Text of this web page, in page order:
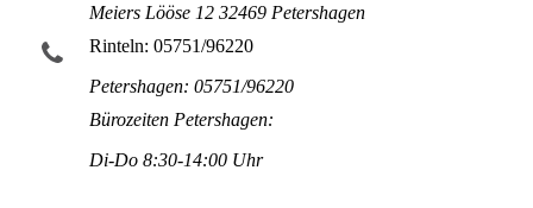
Meiers Lööse 12 32469 Petershagen
Rinteln: 05751/96220
Petershagen: 05751/96220
Bürozeiten Petershagen:
Di-Do 8:30-14:00 Uhr